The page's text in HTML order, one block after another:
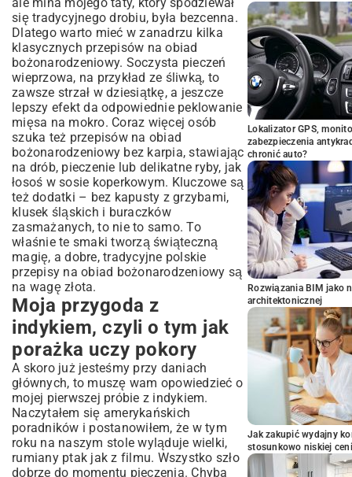
się tradycyjnego drobiu, była bezcenna.
Dlatego warto mieć w zanadrzu kilka
klasycznych przepisów na obiad
bożonarodzeniowy. Soczysta pieczeń
wieprzowa, na przykład ze śliwką, to
zawsze strzał w dziesiątkę, a jeszcze
lepszy efekt da odpowiednie peklowanie
mięsa na mokro. Coraz więcej osób
szuka też przepisów na obiad
bożonarodzeniowy bez karpia, stawiając
na drób, pieczenie lub delikatne ryby, jak
łosoś w sosie koperkowym. Kluczowe są
też dodatki – bez kapusty z grzybami,
klusek śląskich i buraczków
zasmażanych, to nie to samo. To
właśnie te smaki tworzą świąteczną
magię, a dobre, tradycyjne polskie
przepisy na obiad bożonarodzeniowy są
na wagę złota.
Moja przygoda z
indykiem, czyli o tym jak
porażka uczy pokory
A skoro już jesteśmy przy daniach
głównych, to muszę wam opowiedzieć o
mojej pierwszej próbie z indykiem.
Naczytałem się amerykańskich
poradników i postanowiłem, że w tym
roku na naszym stole wyląduje wielki,
rumiany ptak jak z filmu. Wszystko szło
dobrze do momentu pieczenia. Chyba
Lokalizator GPS,
zabezpieczenia
chronić auto?
Rozwiązania BIM jako
architektonicznej
Jak zakupić wydajny
stosunkowo niskiej